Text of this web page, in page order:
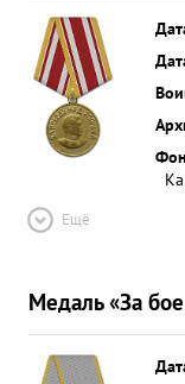
Ещё
Медаль «За